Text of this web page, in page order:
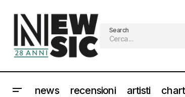
Search
news recensioni artisti chart